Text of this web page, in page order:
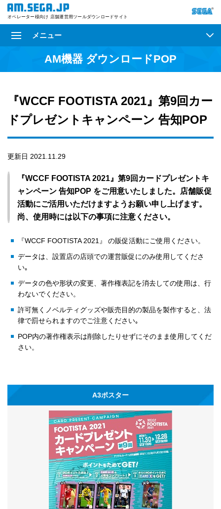
オペレーター様向け 店舗運営用ツールダウンロードサイト
メニュー
AM機器 ダウンロードPOP
『WCCF FOOTISTA 2021』第9回カー
ドプレゼントキャンペーン 告知POP
更新日 2021.11.29
『WCCF FOOTISTA 2021』第9回カードプレゼントキ
ャンペーン 告知POP をご用意いたしました。店舗販促
活動にご活用いただけますようお願い申し上げます。
尚、使用時には以下の事項に注意ください。
『WCCF FOOTISTA 2021』 の販促活動にご使用ください。
データは、設置店の店頭での運営販促にのみ使用してくださ
い｡
データの色や形状の変更、著作権表記を消去しての使用は、行
わないでください。
許可無くノベルティグッズや販売目的の製品を製作すると、法
律で罰せられますのでご注意ください｡
POP内の著作権表示は削除したりせずにそのまま使用してくだ
さい。
A3ポスター